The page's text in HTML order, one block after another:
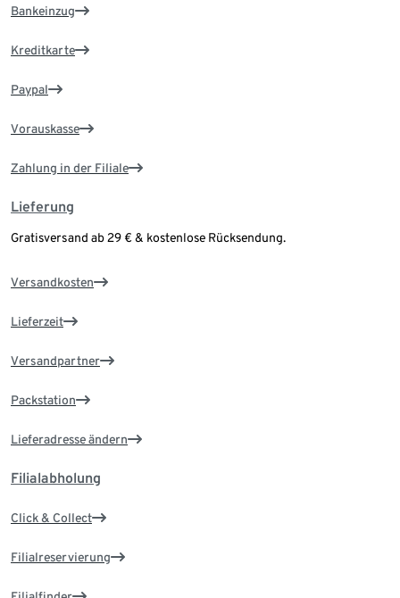
Bankeinzug
Kreditkarte
Paypal
Vorauskasse
Zahlung in der Filiale
Lieferung
Gratisversand ab 29 € & kostenlose Rücksendung.
Versandkosten
Lieferzeit
Versandpartner
Packstation
Lieferadresse ändern
Filialabholung
Click & Collect
Filialreservierung